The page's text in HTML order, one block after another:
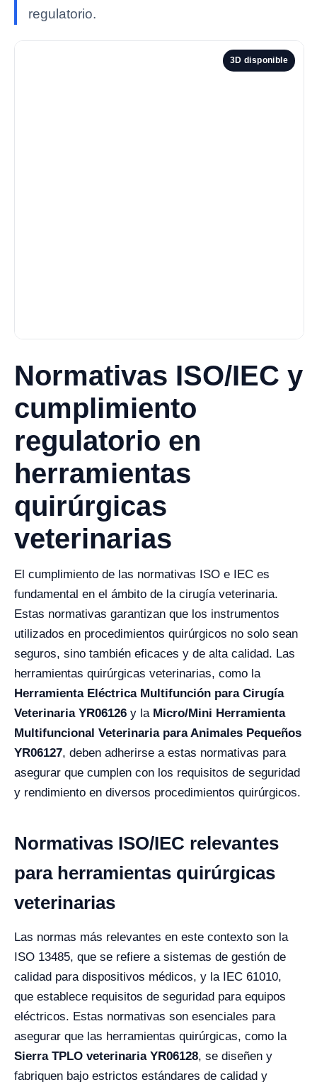
regulatorio.
3D disponible
Normativas ISO/IEC y
cumplimiento
regulatorio en
herramientas
quirúrgicas
veterinarias
El cumplimiento de las normativas ISO e IEC es
fundamental en el ámbito de la cirugía veterinaria.
Estas normativas garantizan que los instrumentos
utilizados en procedimientos quirúrgicos no solo sean
seguros, sino también eficaces y de alta calidad. Las
herramientas quirúrgicas veterinarias, como la
Herramienta Eléctrica Multifunción para Cirugía
Veterinaria YR06126 y la Micro/Mini Herramienta
Multifuncional Veterinaria para Animales Pequeños
YR06127, deben adherirse a estas normativas para
asegurar que cumplen con los requisitos de seguridad
y rendimiento en diversos procedimientos quirúrgicos.
Normativas ISO/IEC relevantes
para herramientas quirúrgicas
veterinarias
Las normas más relevantes en este contexto son la
ISO 13485, que se refiere a sistemas de gestión de
calidad para dispositivos médicos, y la IEC 61010,
que establece requisitos de seguridad para equipos
eléctricos. Estas normativas son esenciales para
asegurar que las herramientas quirúrgicas, como la
Sierra TPLO veterinaria YR06128, se diseñen y
fabriquen bajo estrictos estándares de calidad y